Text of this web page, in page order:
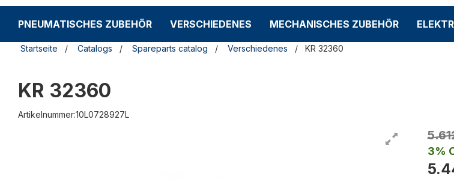
PNEUMATISCHES ZUBEHÖR VERSCHIEDENES MECHANISCHES ZUBEHÖR
Startseite Catalogs Spareparts catalog Verschiedenes KR 32360
KR 32360
Artikelnummer:10L0728927L
3%